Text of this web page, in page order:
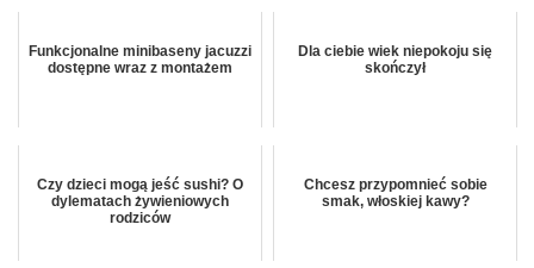
Funkcjonalne minibaseny jacuzzi
dostępne wraz z montażem
Dla ciebie wiek niepokoju się
skończył
Czy dzieci mogą jeść sushi? O
dylematach żywieniowych
rodziców
Chcesz przypomnieć sobie
smak, włoskiej kawy?